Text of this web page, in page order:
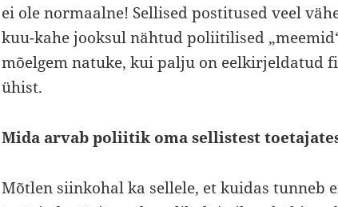
ei ole normaalne! Sellised postitused veel
kuu-kahe jooksul nähtud poliitilised
mõelgem natuke, kui palju on eelkirjeldatud
ühist.
Mida arvab poliitik oma sellistest
Mõtlen siinkohal ka sellele, et kuidas tunneb